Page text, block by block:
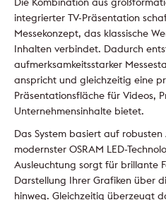
integrierter TV-Präsentation
Messekonzept, das klassische
Inhalten verbindet. Dadurch
aufmerksamkeitsstarker
anspricht und gleichzeitig eine
Präsentationsfläche für Videos,
Unternehmensinhalte bietet.
Das System basiert auf
modernster OSRAM LED-
Ausleuchtung sorgt für brillante
Darstellung Ihrer Grafiken über
hinweg. Gleichzeitig überzeugt